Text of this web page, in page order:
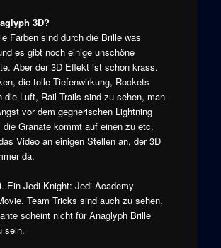
3D?
Farben sind durch die Brille was
es gibt noch einige unschöne
Aber der 3D Effekt ist schon krass.
die tolle Tiefenwirkung, Rockets
die Luft, Rail Trails sind zu sehen, man
vor dem gegnerischen Lightning
die Granate kommt auf einen zu etc.
Video an einigen Stellen an, der 3D
da.
. Ein Jedi Knight: Jedi Academy
Team Tricks sind auch zu sehen.
scheint nicht für Anaglyph Brille
sein.